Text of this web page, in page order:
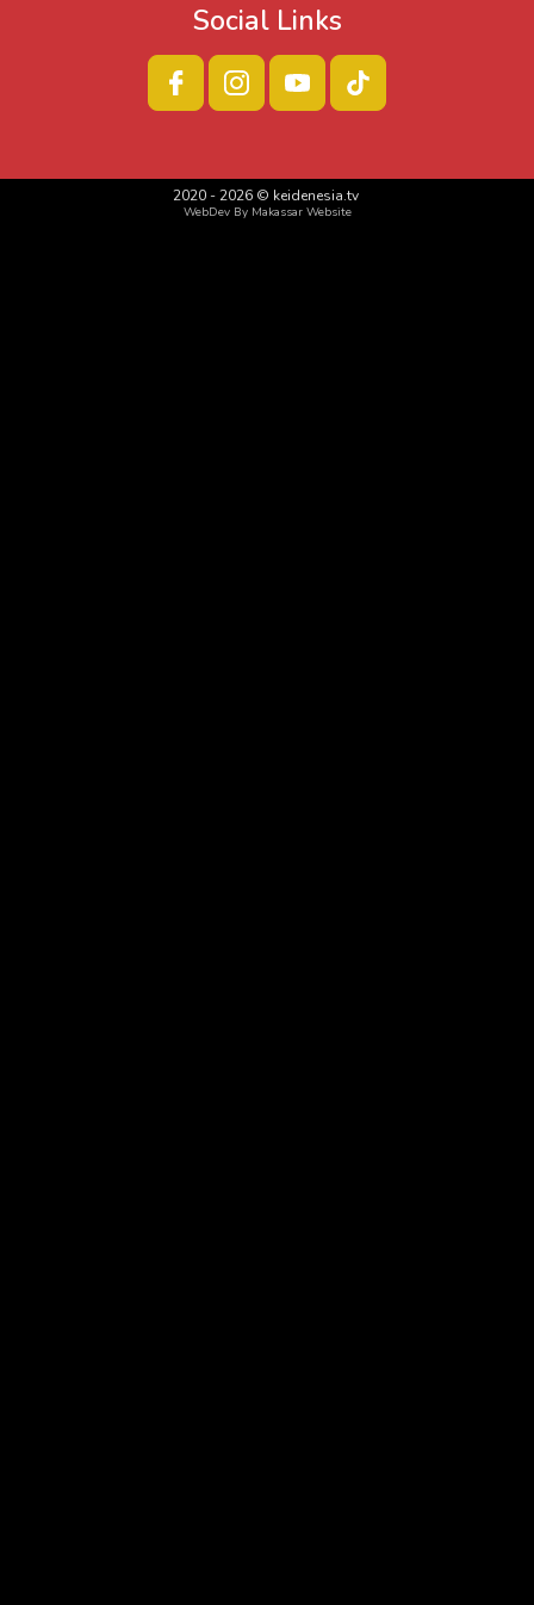
Social Links
2020 - 2026© keidenesia.tv
WebDev By Makassar Website